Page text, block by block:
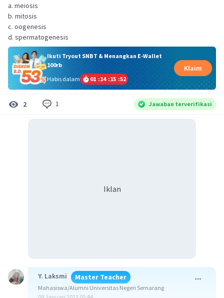
a. meiosis
b. mitosis
c. oogenesis
d. spermatogenesis
Ikuti Tryout SNBT & Menangkan E-Wallet
100rb
Habis dalam
01 :14 :15 :52
Klaim
2 1 Jawaban terverifikasi
Iklan
Y. Laksmi Master Teacher
Mahasiswa/Alumni Universitas Negeri Semarang